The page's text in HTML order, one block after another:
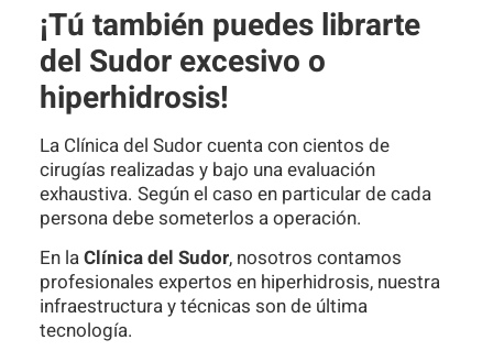
¡Tú también puedes librarte
del Sudor excesivo o
hiperhidrosis!
La Clínica del Sudor cuenta con cientos de
cirugías realizadas y bajo una evaluación
exhaustiva. Según el caso en particular de cada
persona debe someterlos a operación.
En laClínica del Sudor, nosotros contamos
profesionales expertos en hiperhidrosis, nuestra
infraestructura y técnicas son de última
tecnología.